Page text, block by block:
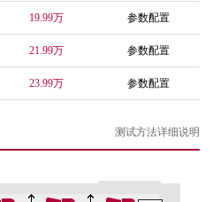
19.99万 参数配置
21.99万 参数配置
23.99万 参数配置
测试方法详细说明